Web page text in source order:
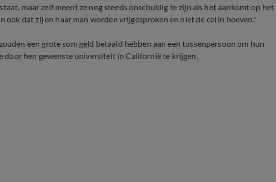
maar zelf meent ze nog steeds onschuldig te zijn als het aankomt op het
ook dat zij en haar man worden vrijgesproken en niet de cel in hoeven."
een grote som geld betaald hebben aan een tussenpersoon om hun
door hen gewenste universiteit in Californië te krijgen.